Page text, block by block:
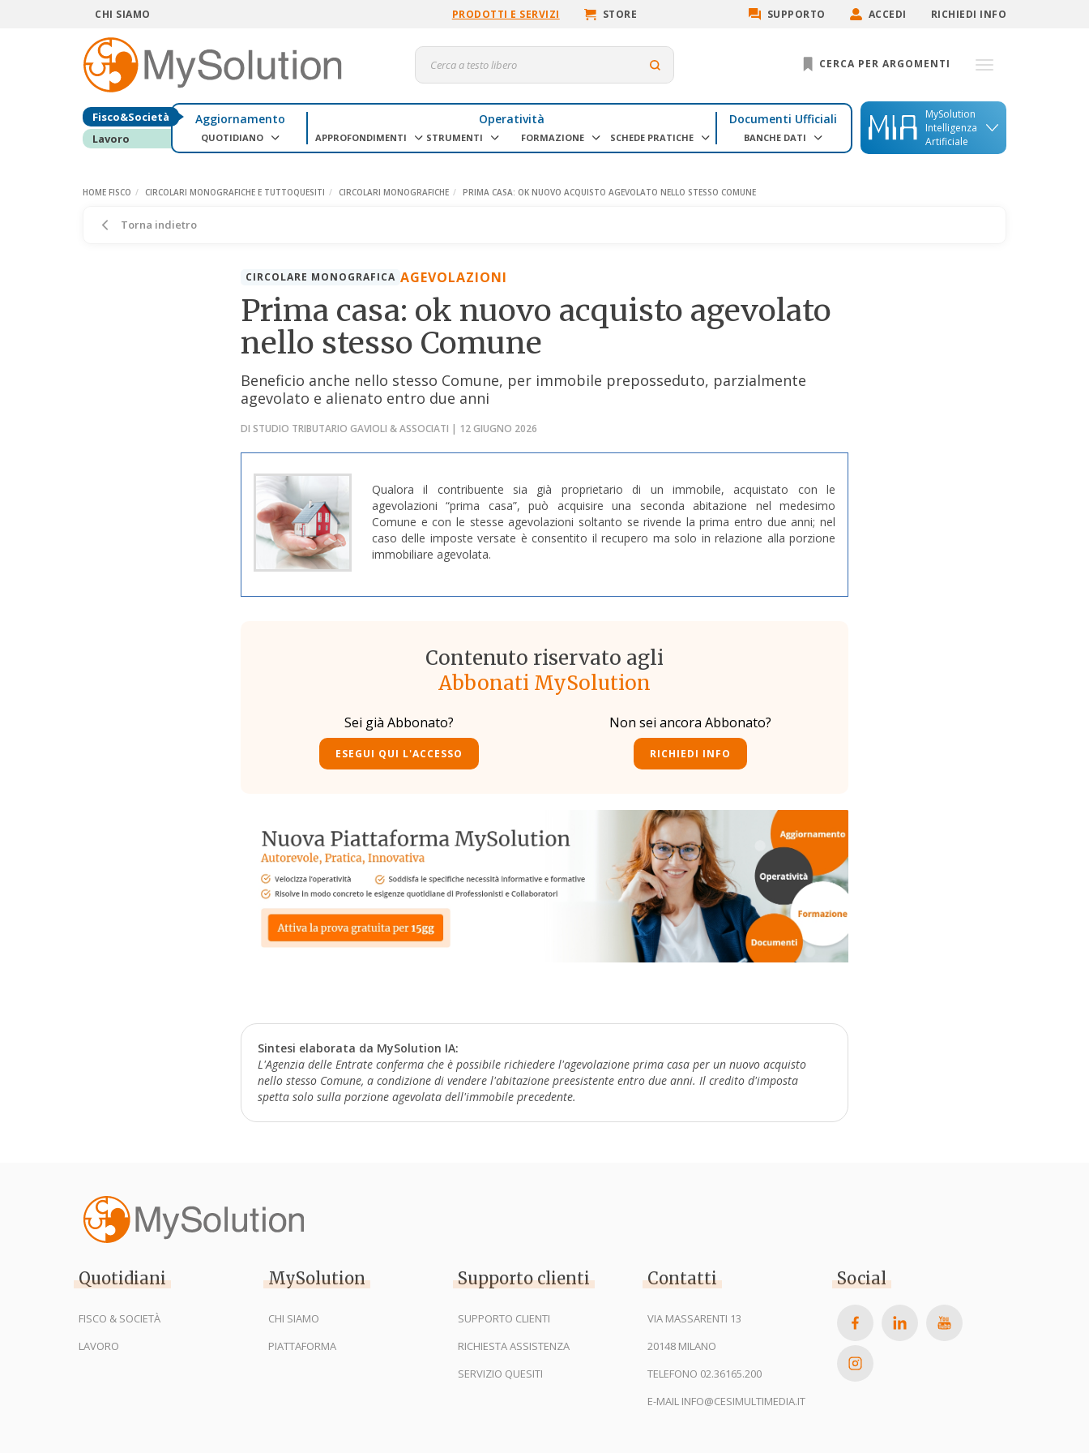
CHI SIAMO PRODOTTI E SERVIZI STORE SUPPORTO ACCEDI RICHIEDI INFO
CERCA PER ARGOMENTI
Fisco&Società
Lavoro
Aggiornamento
QUOTIDIANO
Operatività
APPROFONDIMENTI STRUMENTI FORMAZIONE SCHEDE PRATICHE
Documenti Ufficiali
BANCHE DATI
MySolution
Intelligenza
Artificiale
HOME FISCO CIRCOLARI MONOGRAFICHE E TUTTOQUESITI CIRCOLARI MONOGRAFICHE PRIMA CASA: OK NUOVO ACQUISTO AGEVOLATO NELLO STESSO COMUNE
Torna indietro
CIRCOLARE MONOGRAFICA AGEVOLAZIONI
Prima casa: ok nuovo acquisto agevolato
nello stesso Comune
Beneficio anche nello stesso Comune, per immobile preposseduto, parzialmente
agevolato e alienato entro due anni
DI STUDIO TRIBUTARIO GAVIOLI & ASSOCIATI | 12 GIUGNO 2026
Qualora il contribuente sia già proprietario di un immobile, acquistato con le
agevolazioni “prima casa”, può acquisire una seconda abitazione nel medesimo
Comune e con le stesse agevolazioni soltanto se rivende la prima entro due anni; nel
caso delle imposte versate è consentito il recupero ma solo in relazione alla porzione
immobiliare agevolata.
Contenuto riservato agli
Abbonati MySolution
Sei già Abbonato?
ESEGUI QUI L'ACCESSO
Non sei ancora Abbonato?
RICHIEDI INFO
Sintesi elaborata da MySolution IA:
L'Agenzia delle Entrate conferma che è possibile richiedere l'agevolazione prima casa per un nuovo acquisto
nello stesso Comune, a condizione di vendere l'abitazione preesistente entro due anni. Il credito d'imposta
spetta solo sulla porzione agevolata dell'immobile precedente.
Quotidiani
FISCO & SOCIETÀ
LAVORO
MySolution
CHI SIAMO
PIATTAFORMA
Supporto clienti
SUPPORTO CLIENTI
RICHIESTA ASSISTENZA
SERVIZIO QUESITI
Contatti
VIA MASSARENTI 13
20148 MILANO
TELEFONO 02.36165.200
E-MAIL INFO@CESIMULTIMEDIA.IT
Social